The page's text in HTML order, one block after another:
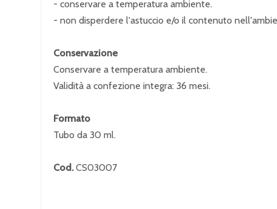
- conservare a temperatura ambiente.
- non disperdere l'astuccio e/o il contenuto
Conservazione
Conservare a temperatura ambiente.
Validità a confezione integra: 36 mesi.
Formato
Tubo da 30 ml.
Cod.CS03007